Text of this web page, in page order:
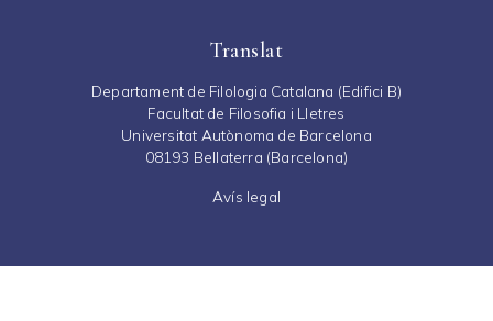
Translat
Departament de Filologia Catalana (Edifici B)
Facultat de Filosofia i Lletres
Universitat Autònoma de Barcelona
08193 Bellaterra (Barcelona)
Avís legal